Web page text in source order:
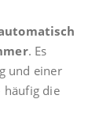
. Es
und einer
häufig die